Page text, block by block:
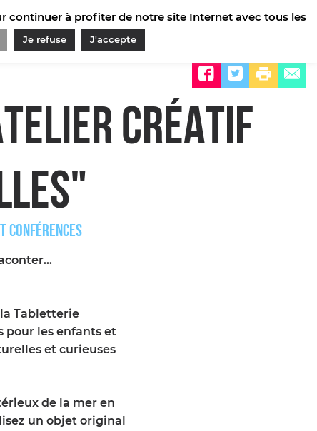
CRÉATIF
CONFÉRENCES
la Tabletterie
pour les enfants et
et curieuses
de la mer en
un objet original
continuer à profiter de notre site Internet avec tous les
Je refuse J'accepte